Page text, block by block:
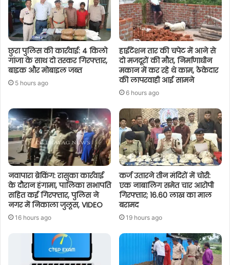
छुरा पुलिस की कार्रवाई: 4 किलो
गांजा के साथ दो तस्कर गिरफ्तार,
बाइक और मोबाइल जब्त
5 hours ago
हाईटेंशन तार की चपेट में आने से
दो मजदूरों की मौत, निर्माणाधीन
मकान में कर रहे थे काम, ठेकेदार
की लापरवाही आई सामने
6 hours ago
नवापारा ब्रेकिंग: रासुका कार्रवाई
के दौरान हंगामा, पालिका सभापति
सहित कई गिरफ्तार, पुलिस ने
नगर में निकाला जुलूस, VIDEO
16 hours ago
कर्ज उतारने तीन मंदिरों में चोरी:
एक नाबालिग समेत चार आरोपी
गिरफ्तार; 16.60 लाख का माल
बरामद
19 hours ago